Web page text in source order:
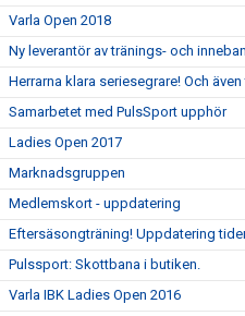
Varla Open 2018
Ny leverantör av tränings- och
Herrarna klara seriesegrare! Och även
Samarbetet med PulsSport upphör
Ladies Open 2017
Marknadsgruppen
Medlemskort - uppdatering
Eftersäsongträning! Uppdatering
Pulssport: Skottbana i butiken.
Varla IBK Ladies Open 2016